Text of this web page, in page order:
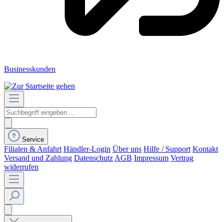
Businesskunden
Service
Filialen & Anfahrt Händler-Login Über uns Hilfe / Support Kontakt
Versand und Zahlung Datenschutz AGB Impressum Vertrag
widerrufen